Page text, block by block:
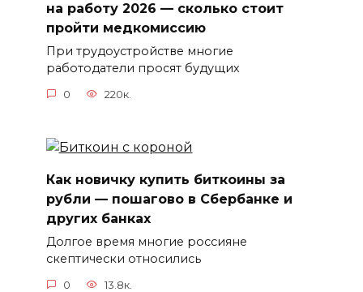
на работу 2026 — сколько стоит
пройти медкомиссию
При трудоустройстве многие
работодатели просят будущих
0 220к.
Как новичку купить биткоины за
рубли — пошагово в Сбербанке и
других банках
Долгое время многие россияне
скептически относились
0 13.8к.